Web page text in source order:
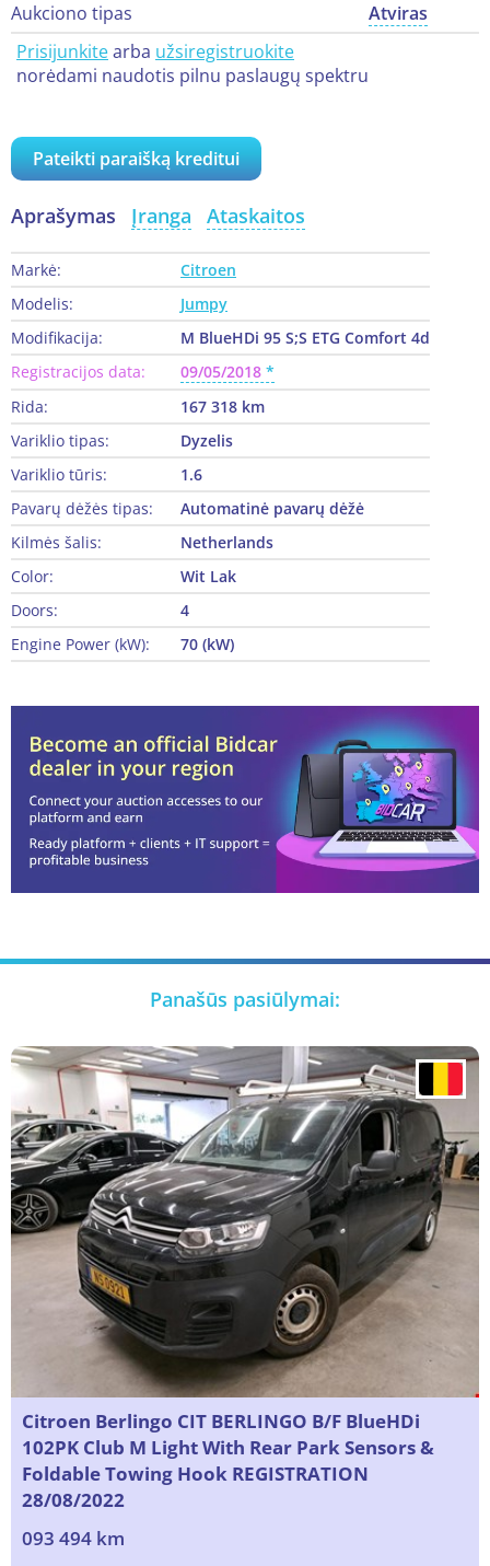
Aukciono tipas
Atviras
Prisijunkitearba užsiregistruokite
norėdami naudotis pilnu paslaugų spektru
Pateikti paraišką kreditui
Aprašymas Įranga Ataskaitos
Markė:
Citroen
Modelis:
Jumpy
Modifikacija:
M BlueHDi 95 S;S ETG Comfort 4d
Registracijos data:
09/05/2018
Rida:
167 318 km
Variklio tipas:
Dyzelis
Variklio tūris:
1.6
Pavarų dėžės tipas:
Automatinė pavarų dėžė
Kilmės šalis:
Netherlands
Color:
Wit Lak
Doors:
4
Engine Power (kW):
70 (kW)
Panašūs pasiūlymai:
Citroen Berlingo CIT BERLINGO B/F BlueHDi
102PK Club M Light With Rear Park Sensors &
Foldable Towing Hook REGISTRATION
28/08/2022
093 494 km